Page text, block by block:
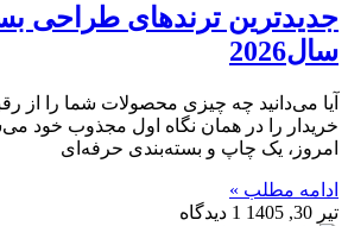
جدیدترین ترندهای طراحی
سال2026
آیا می‌دانید چه چیزی محصولات شما را از
خریدار را در همان نگاه اول مجذوب خود
امروز، یک چاپ و بسته‌بندی حرفه‌ای
ادامه مطلب »
تیر 30, 1405
1 دیدگاه